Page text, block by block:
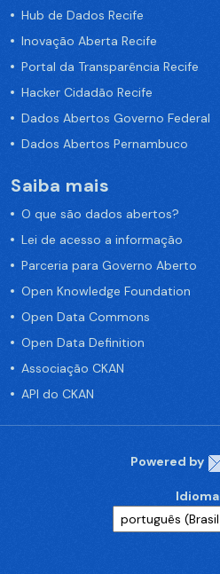
Hub de Dados Recife
Inovação Aberta Recife
Portal da Transparência Recife
Hacker Cidadão Recife
Dados Abertos Governo Federal
Dados Abertos Pernambuco
Saiba mais
O que são dados abertos?
Lei de acesso a informação
Parceria para Governo Aberto
Open Knowledge Foundation
Open Data Commons
Open Data Definition
Associação CKAN
API do CKAN
Powered by
Idioma